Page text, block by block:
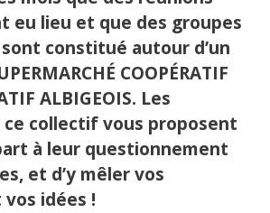
eu lieu et que des groupes
constitué autour d’un
COOPÉRATIF
ALBIGEOIS. Les
ce collectif vous proposent
à leur questionnement
et d’y mêler vos
idées !